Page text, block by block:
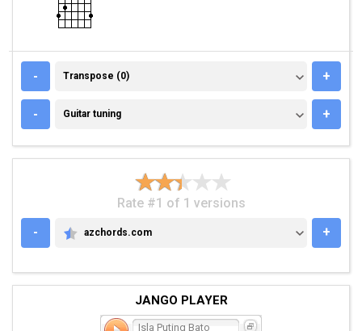
- TRANSPOSE (0)
Transpose (0) +
- GUITAR TUNING
Guitar tuning +
Rate #1 of 1 versions
-
AZCHORDS.COM
azchords.com +
JANGO PLAYER
Isla Puting Bato